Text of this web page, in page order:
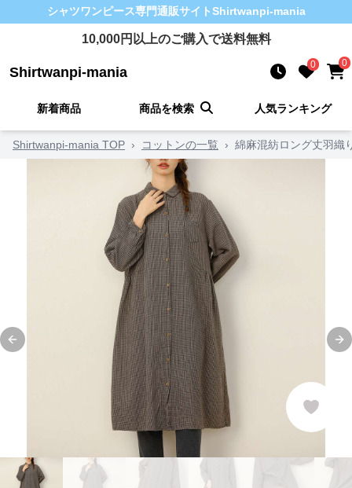
シャツワンピース専門通販サイトShirtwanpi-mania
10,000円以上のご購入で送料無料
Shirtwanpi-mania 0 0
新着商品 商品を検索 人気ランキング
Shirtwanpi-mania TOP › コットンの一覧 › 綿麻混紡ロング丈羽織
Previous slide